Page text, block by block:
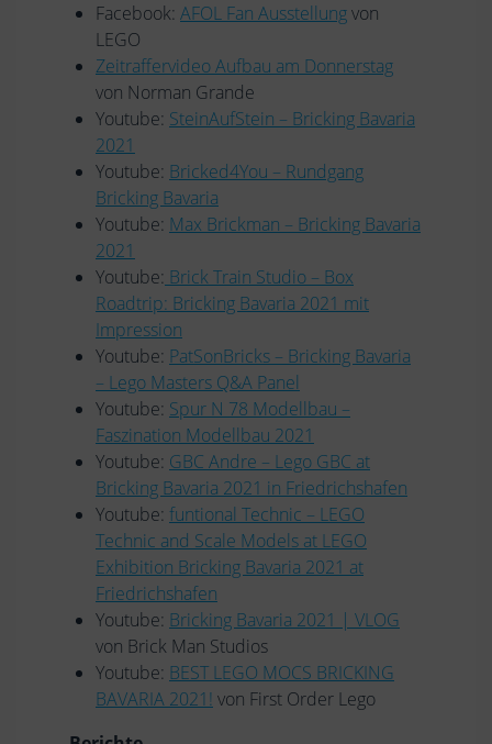
Facebook: AFOL Fan Ausstellungvon
LEGO
Zeitraffervideo Aufbau am Donnerstag
von Norman Grande
Youtube: SteinAufStein – Bricking Bavaria
2021
Youtube: Bricked4You – Rundgang
Bricking Bavaria
Youtube: Max Brickman – Bricking Bavaria
2021
Youtube: Brick Train Studio – Box
Roadtrip: Bricking Bavaria 2021 mit
Impression
Youtube: PatSonBricks – Bricking Bavaria
– Lego Masters Q&A Panel
Youtube: Spur N 78 Modellbau –
Faszination Modellbau 2021
Youtube: GBC Andre – Lego GBC at
Bricking Bavaria 2021 in Friedrichshafen
Youtube: funtional Technic – LEGO
Technic and Scale Models at LEGO
Exhibition Bricking Bavaria 2021 at
Friedrichshafen
Youtube: Bricking Bavaria 2021 | VLOG
von Brick Man Studios
Youtube: BEST LEGO MOCS BRICKING
BAVARIA 2021! von First Order Lego